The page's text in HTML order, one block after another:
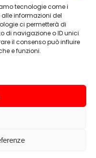
tecnologie come i
informazioni del
ci permetterà di
di navigazione o ID unici
il consenso può influire
e funzioni.
i diritti riservati.